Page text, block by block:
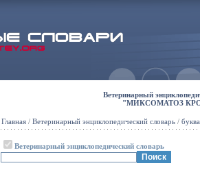
Ветеринарный
"МИКСОМАТОЗ
Главная / Ветеринарный энциклопедический словарь /
Ветеринарный энциклопедический словарь